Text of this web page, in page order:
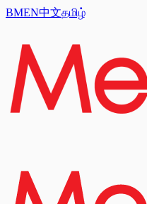
BMEN中文தமிழ்